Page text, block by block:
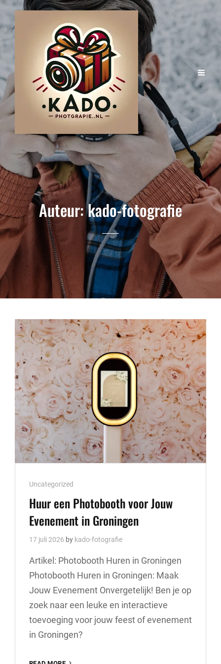
Auteur:kado-fotografie
Cat
Links
Uncategorized
Huur een Photobooth voor Jouw
Evenement in Groningen
17 juli 2026 by kado-fotografie
Artikel: Photobooth Huren in Groningen
Photobooth Huren in Groningen: Maak
Jouw Evenement Onvergetelijk! Ben je op
zoek naar een leuke en interactieve
toevoeging voor jouw feest of evenement
in Groningen?